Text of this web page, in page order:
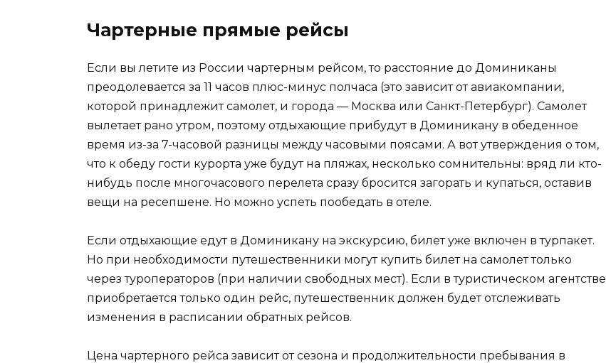
Чартерные прямые рейсы
Если вы летите из России чартерным рейсом, то расстояние до Доминиканы
преодолевается за 11 часов плюс-минус полчаса (это зависит от авиакомпании,
которой принадлежит самолет, и города — Москва или Санкт-Петербург). Самолет
вылетает рано утром, поэтому отдыхающие прибудут в Доминикану в обеденное
время из-за 7-часовой разницы между часовыми поясами. А вот утверждения о том,
что к обеду гости курорта уже будут на пляжах, несколько сомнительны: вряд ли кто-
нибудь после многочасового перелета сразу бросится загорать и купаться, оставив
вещи на ресепшене. Но можно успеть пообедать в отеле.
Если отдыхающие едут в Доминикану на экскурсию, билет уже включен в турпакет.
Но при необходимости путешественники могут купить билет на самолет только
через туроператоров (при наличии свободных мест). Если в туристическом агентстве
приобретается только один рейс, путешественник должен будет отслеживать
изменения в расписании обратных рейсов.
Цена чартерного рейса зависит от сезона и продолжительности пребывания в